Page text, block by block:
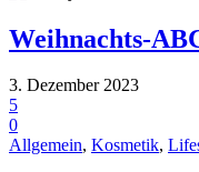
Weihnachts-
3. Dezember 2023
5
0
Allgemein, Kosmetik,